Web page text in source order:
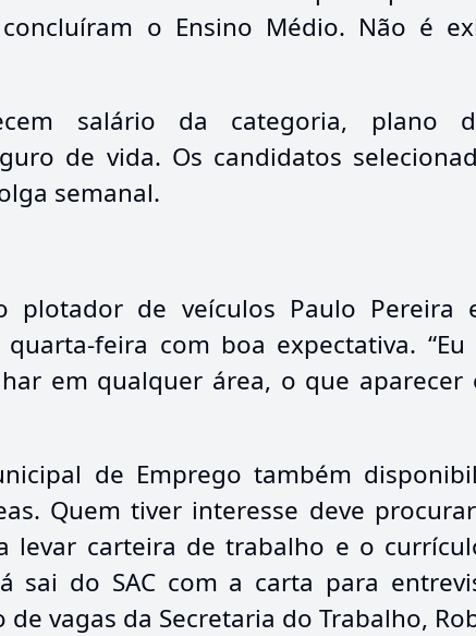
o Ensino Médio. Não é
salário da categoria, plano
de vida. Os candidatos
semanal.
plotador de veículos Paulo Pereira
feira com boa expectativa.
em qualquer área, o que aparecer
de Emprego também
Quem tiver interesse deve
levar carteira de trabalho e o
do SAC com a carta para
vagas da Secretaria do Trabalho,